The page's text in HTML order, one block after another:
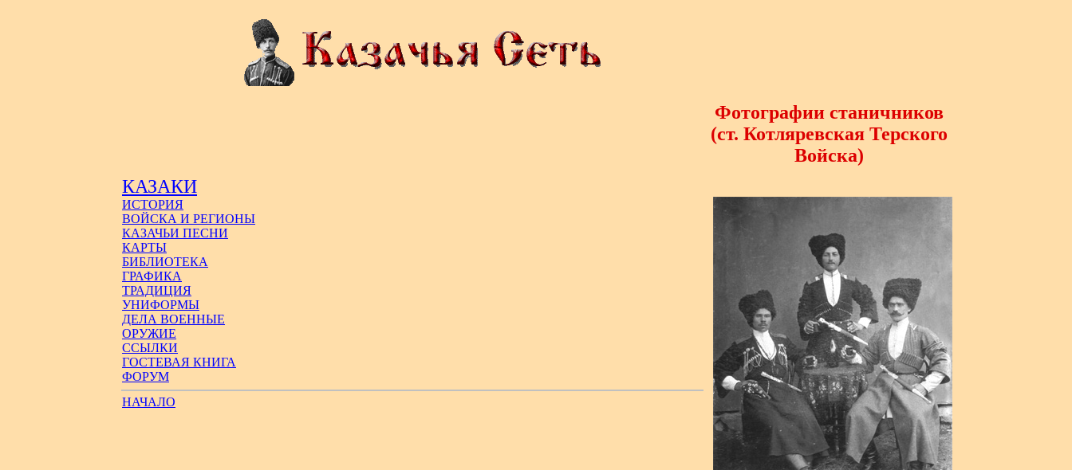
КАЗАКИ
ИСТОРИЯ
ВОЙСКА И РЕГИОНЫ
КАЗАЧЬИ ПЕСНИ
КАРТЫ
БИБЛИОТЕКА
ГРАФИКА
ТРАДИЦИЯ
УНИФОРМЫ
ДЕЛА ВОЕННЫЕ
ОРУЖИЕ
ССЫЛКИ
ГОСТЕВАЯ КНИГА
ФОРУМ
НАЧАЛО
Фотографии станичников
(ст. Котляревская Терского
Войска)